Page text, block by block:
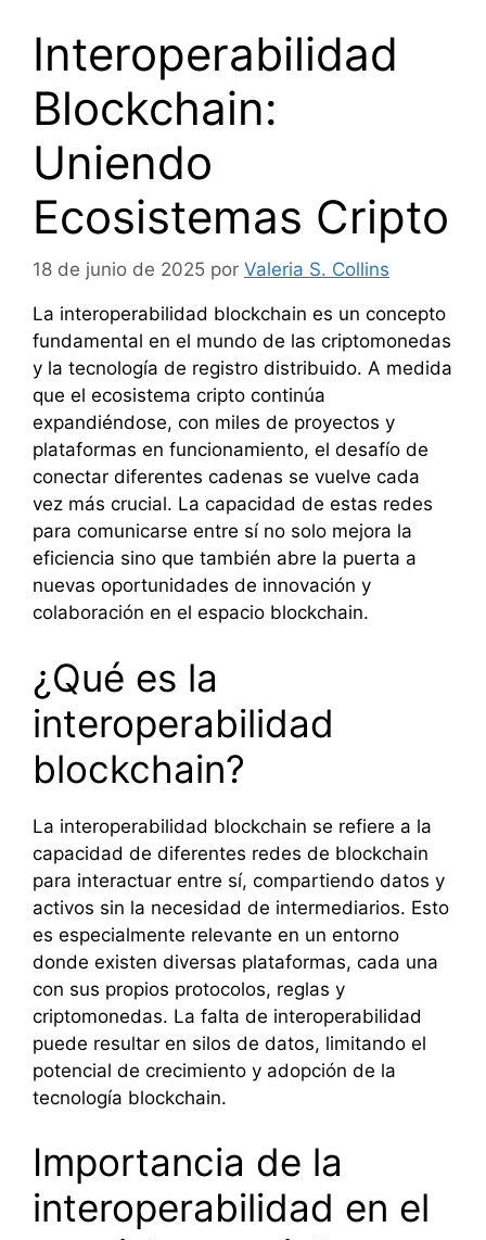
Interoperabilidad
Blockchain:
Uniendo
Ecosistemas Cripto
18 de junio de 2025 por Valeria S. Collins
La interoperabilidad blockchain es un concepto
fundamental en el mundo de las criptomonedas
y la tecnología de registro distribuido. A medida
que el ecosistema cripto continúa
expandiéndose, con miles de proyectos y
plataformas en funcionamiento, el desafío de
conectar diferentes cadenas se vuelve cada
vez más crucial. La capacidad de estas redes
para comunicarse entre sí no solo mejora la
eficiencia sino que también abre la puerta a
nuevas oportunidades de innovación y
colaboración en el espacio blockchain.
¿Qué es la
interoperabilidad
blockchain?
La interoperabilidad blockchain se refiere a la
capacidad de diferentes redes de blockchain
para interactuar entre sí, compartiendo datos y
activos sin la necesidad de intermediarios. Esto
es especialmente relevante en un entorno
donde existen diversas plataformas, cada una
con sus propios protocolos, reglas y
criptomonedas. La falta de interoperabilidad
puede resultar en silos de datos, limitando el
potencial de crecimiento y adopción de la
tecnología blockchain.
Importancia de la
interoperabilidad en el